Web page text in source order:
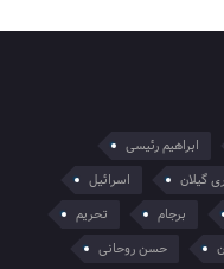
ابراهیم رئیسی
گیلان
اسرائیل
برجام
تحریم
حسن روحانی